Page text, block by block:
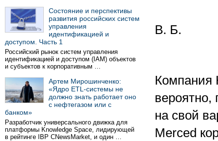
Состояние и перспективы
развития российских систем
управления
идентификацией и
доступом. Часть 1
Российский рынок систем управления
идентификацией и доступом (IAM) объектов
и субъектов к корпоративным …
Артем Мирошинченко:
«Ядро ETL-системы не
должно знать работает оно
с нефтегазом или с
банком»
Разработчик универсального движка для
платформы Knowledge Space, лидирующей
в рейтинге IBP CNewsMarket, и один …
В. Б.
Компания
на свой
Merced